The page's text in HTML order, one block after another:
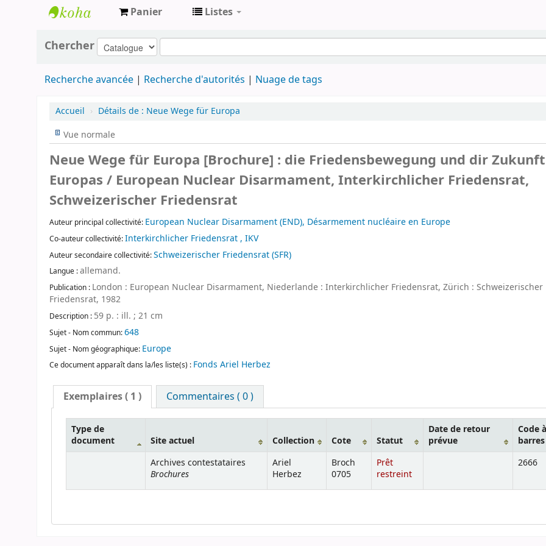
Archives
contestataires
Panier Listes
Chercher
Recherche avancée Recherche d'autorités Nuage de tags
Accueil › Détails de : Neue Wege für Europa
Vue normale
Neue Wege für Europa [Brochure] : die Friedensbewegung und dir Zukunft
Europas / European Nuclear Disarmament, Interkirchlicher Friedensrat,
Schweizerischer Friedensrat
Auteur principal collectivité: European Nuclear Disarmament (END), Désarmement nucléaire en Europe
Co-auteur collectivité:Interkirchlicher Friedensrat , IKV
Auteur secondaire collectivité:Schweizerischer Friedensrat (SFR)
Langue :allemand.
Publication : London : European Nuclear Disarmament, Niederlande : Interkirchlicher Friedensrat, Zürich : Schweizerischer
Friedensrat, 1982
Description : 59 p. : ill. ; 21 cm
Sujet - Nom commun:648
Sujet - Nom géographique: Europe
Ce document apparaît dans la/les liste(s) : Fonds Ariel Herbez
Exemplaires( 1 ) Commentaires ( 0 )
Type de
document
Site actuel Collection Cote Statut
Date de retour
prévue
Code à
barres
Archives contestataires
Brochures
Ariel
Herbez
Broch
0705
Prêt
restreint
2666